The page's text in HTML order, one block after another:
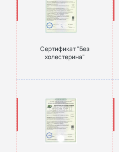
Сертификат "Без
холестерина"